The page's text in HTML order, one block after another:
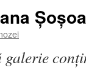
galerie